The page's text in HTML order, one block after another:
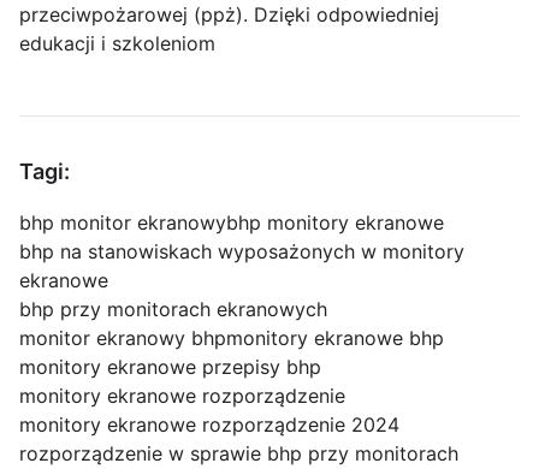
przeciwpożarowej (ppż). Dzięki odpowiedniej
edukacji i szkoleniom
Tagi:
bhp monitor ekranowybhp monitory ekranowe
bhp na stanowiskach wyposażonych w monitory
ekranowe
bhp przy monitorach ekranowych
monitor ekranowy bhpmonitory ekranowe bhp
monitory ekranowe przepisy bhp
monitory ekranowe rozporządzenie
monitory ekranowe rozporządzenie 2024
rozporządzenie w sprawie bhp przy monitorach